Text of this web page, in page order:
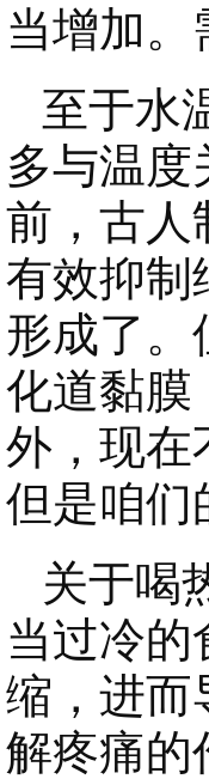
当增加
至于水
多与温度
前，古人
有效抑制
形成了。
化道黏
外，现在
但是咱们
关于喝
当过冷
缩，进而
解疼痛的